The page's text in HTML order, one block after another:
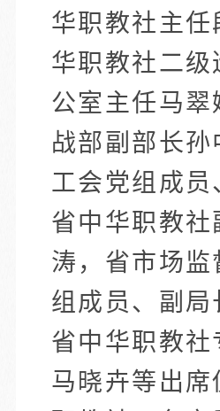
华职教社主任
华职教社二级
公室主任马翠
战部副部长孙
工会党组成员
省中华职教社
涛，省市场监
组成员、副局
省中华职教社
马晓卉等出席